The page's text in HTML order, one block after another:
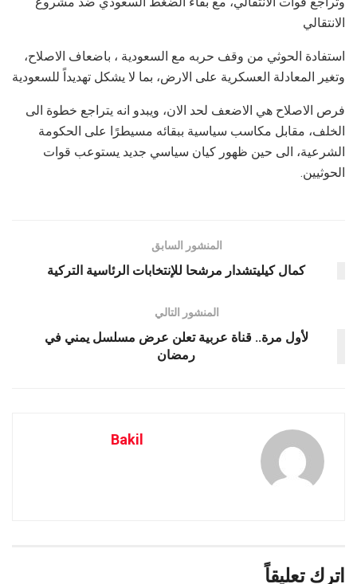
الانتقالي
استفادة الحوثي من وقف حربه مع السعودية ، باضعاف الاصلاح،
وتغير المعادلة العسكرية على الارض، بما لا يشكل تهديداً للسعودية
فرص الاصلاح هي الاضعف لحد الان، ويبدو انه يتراجع خطوة الى
الخلف، مقابل مكاسب سياسية ببقائه مسيطرًا على الحكومة
الشرعية، الى حين ظهور كيان سياسي جديد يستوعب قوات
الحوثيين.
المنشور السابق
كمال كيليتشدار مرشحا للإنتخابات الرئاسية التركية
المنشور التالي
لأول مرة.. قناة عربية تعلن عرض مسلسل يمني في
رمضان
Bakil
اترك تعليقاً